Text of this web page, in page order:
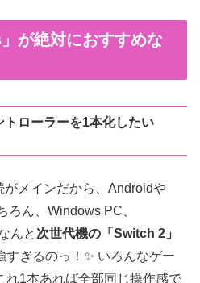
が絶対におすすめな
ローラーを1本化したい
がメインだから、Androidや
ろん、Windows PC、
んと 次世代機の「Switch 2」
すぎるのっ！✨ いろんなゲー
れ1本あれば全部同じ操作感で